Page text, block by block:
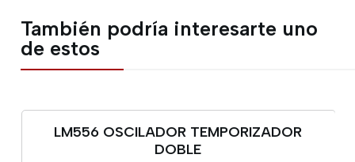
También podría interesarte uno
de estos
LM556 OSCILADOR TEMPORIZADOR
DOBLE